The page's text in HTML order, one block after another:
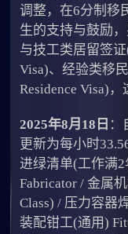
调整，在6分制移
生的支持与鼓励
与技工类居留签证
Visa)、经验类移
Residence Visa)
2025年8月18日 ：
更新为每小时
进绿清单(工作满
Fabricator / 金属
Class) / 压力容器
装配钳工(通用)